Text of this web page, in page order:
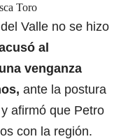
Toro
Valle no se hizo
al
venganza
ante la postura
afirmó que Petro
con la región.